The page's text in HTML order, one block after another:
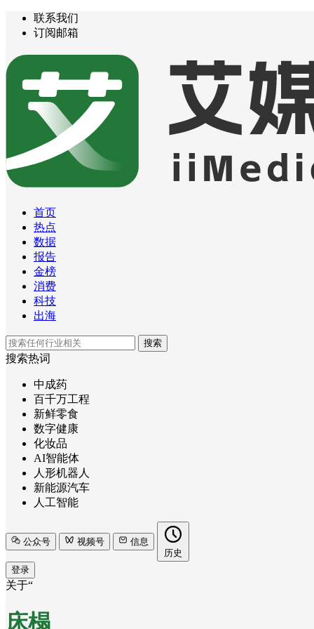
联系我们
订阅邮箱
首页
热点
数据
报告
金榜
消费
科技
出海
搜索
搜索热词
中成药
百千万工程
新鲜零食
数字健康
化妆品
AI智能体
人形机器人
新能源汽车
人工智能
公众号 视频号
信息
历史
登录
关于“
床榻